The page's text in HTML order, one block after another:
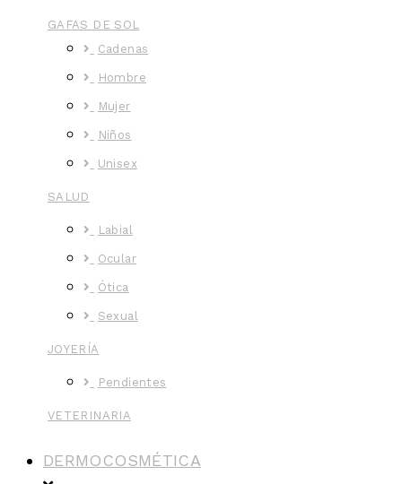
GAFAS DE SOL
Cadenas
Hombre
Mujer
Niños
Unisex
SALUD
Labial
Ocular
Ótica
Sexual
JOYERÍA
Pendientes
VETERINARIA
DERMOCOSMÉTICA